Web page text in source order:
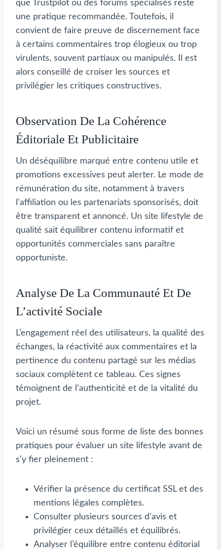
que Trustpilot ou des forums spécialisés reste
une pratique recommandée. Toutefois, il
convient de faire preuve de discernement face
à certains commentaires trop élogieux ou trop
virulents, souvent partiaux ou manipulés. Il est
alors conseillé de croiser les sources et
privilégier les critiques constructives.
Observation De La Cohérence
Éditoriale Et Publicitaire
Un déséquilibre marqué entre contenu utile et
promotions excessives peut alerter. Le mode de
rémunération du site, notamment à travers
l’affiliation ou les partenariats sponsorisés, doit
être transparent et annoncé. Un site lifestyle de
qualité sait équilibrer contenu informatif et
opportunités commerciales sans paraître
opportuniste.
Analyse De La Communauté Et De
L’activité Sociale
L’engagement réel des utilisateurs, la qualité des
échanges, la réactivité aux commentaires et la
pertinence du contenu partagé sur les médias
sociaux complètent ce tableau. Ces signes
témoignent de l’authenticité et de la vitalité du
projet.
Voici un résumé sous forme de liste des bonnes
pratiques pour évaluer un site lifestyle avant de
s’y fier pleinement :
Vérifier la présence du certificat SSL et des
mentions légales complètes.
Consulter plusieurs sources d’avis et
privilégier ceux détaillés et équilibrés.
Analyser l’équilibre entre contenu éditorial